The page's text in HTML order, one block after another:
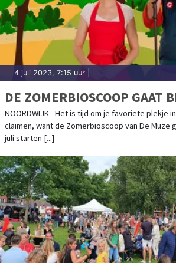
4 juli 2023, 7:15 uur
DE ZOMERBIOSCOOP GAAT
NOORDWIJK - Het is tijd om je favoriete plekje
claimen, want de Zomerbioscoop van De Muze
juli starten [...]